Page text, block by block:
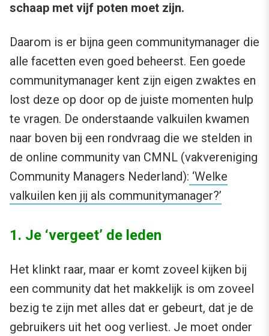
schaap met vijf poten moet zijn.
Daarom is er bijna geen communitymanager die
alle facetten even goed beheerst. Een goede
communitymanager kent zijn eigen zwaktes en
lost deze op door op de juiste momenten hulp
te vragen. De onderstaande valkuilen kwamen
naar boven bij een rondvraag die we stelden in
de online community van CMNL (vakvereniging
Community Managers Nederland): ‘Welke
valkuilen ken jij als communitymanager?’
1. Je ‘vergeet’ de leden
Het klinkt raar, maar er komt zoveel kijken bij
een community dat het makkelijk is om zoveel
bezig te zijn met alles dat er gebeurt, dat je de
gebruikers uit het oog verliest. Je moet onder